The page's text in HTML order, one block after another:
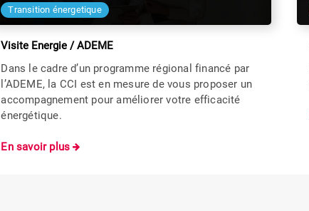
Transition énergetique
Visite Energie / ADEME
Dans le cadre d’un programme régional financé par
l’ADEME, la CCI est en mesure de vous proposer un
accompagnement pour améliorer votre efficacité
énergétique.
En savoir plus